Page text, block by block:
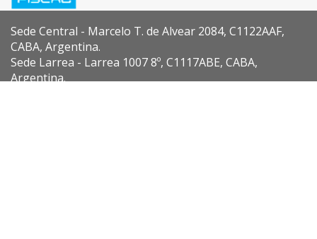
Sede Central - Marcelo T. de Alvear 2084, C1122AAF,
CABA, Argentina.
Sede Larrea - Larrea 1007 8º, C1117ABE, CABA,
Argentina.